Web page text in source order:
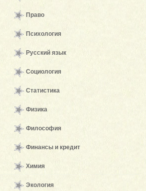
Право
Психология
Русский язык
Социология
Статистика
Физика
Философия
Финансы и кредит
Химия
Экология